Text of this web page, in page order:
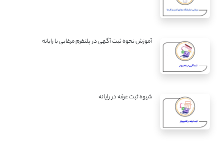
آموزش نحوه ثبت آگهی در پلتفرم مرغابی با رایانه
شیوه ثبت غرفه در رایانه